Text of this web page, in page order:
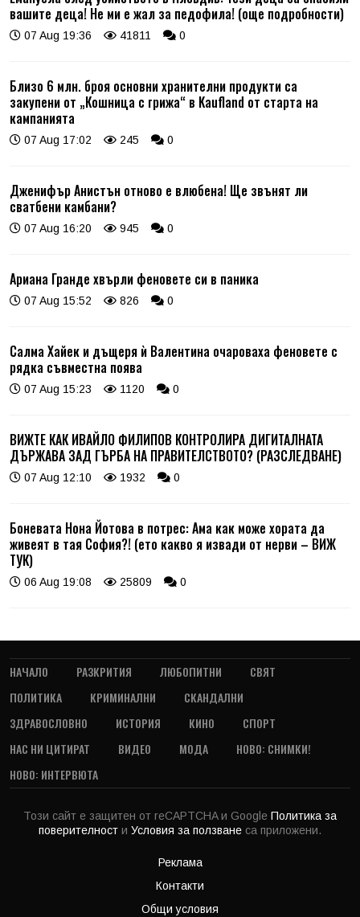
вашите деца! Не ми е жал за педофила! (още подробности)
07 Aug 19:36 41811 0
Близо 6 млн. броя основни хранителни продукти са
закупени от „Кошница с грижа“ в Kaufland от старта на
кампанията
07 Aug 17:02 245 0
Дженифър Анистън отново е влюбена! Ще звънят ли
сватбени камбани?
07 Aug 16:20 945 0
Ариана Гранде хвърли феновете си в паника
07 Aug 15:52 826 0
Салма Хайек и дъщеря ѝ Валентина очароваха феновете с
рядка съвместна поява
07 Aug 15:23 1120 0
ВИЖТЕ КАК ИВАЙЛО ФИЛИПОВ КОНТРОЛИРА ДИГИТАЛНАТА
ДЪРЖАВА ЗАД ГЪРБА НА ПРАВИТЕЛСТВОТО? (РАЗСЛЕДВАНЕ)
07 Aug 12:10 1932 0
Боневата Нона Йотова в потрес: Ама как може хората да
живеят в тая София?! (ето какво я извади от нерви – ВИЖ
ТУК)
06 Aug 19:08 25809 0
НАЧАЛО РАЗКРИТИЯ ЛЮБОПИТНИ
СВЯТ
ПОЛИТИКА
КРИМИНАЛНИ
СКАНДАЛНИ
ЗДРАВОСЛОВНО
ИСТОРИЯ КИНО
СПОРТ
НАС НИ ЦИТИРАТ
ВИДЕО МОДА
НОВО: СНИМКИ!
НОВО: ИНТЕРВЮТА
Този сайт е защитен от reCAPTCHA и Google Политика за
поверителност и Условия за ползване са приложени.
Реклама
Контакти
Общи условия